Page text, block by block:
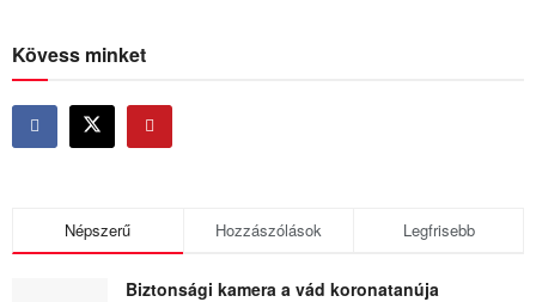
Kövess minket
Népszerű Hozzászólások Legfrisebb
Biztonsági kamera a vád koronatanúja